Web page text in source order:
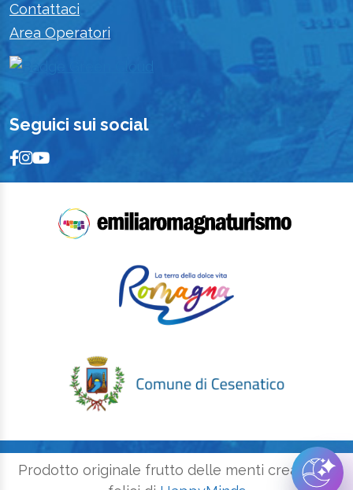
Contattaci
Area Operatori
Seguici sui social
Prodotto originale frutto delle menti creative e